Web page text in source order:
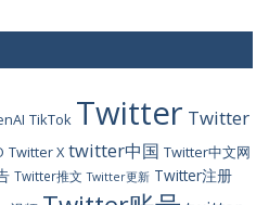
TikTok Twitter Twitter
Twitter X twitter中国 Twitter中文网
Twitter推文 Twitter更新 Twitter注册